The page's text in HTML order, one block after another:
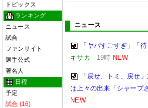
トピックス
ランキング
ニュース
試合
ファンサイト
選手公式
著名人
日程
予定
試合 (16)
ニュース
「ヤバすごすぎ」「
キサカ - 19時 NEW
「戻せ、トミ、戻せ
は上々の出来「シャープ
NEW